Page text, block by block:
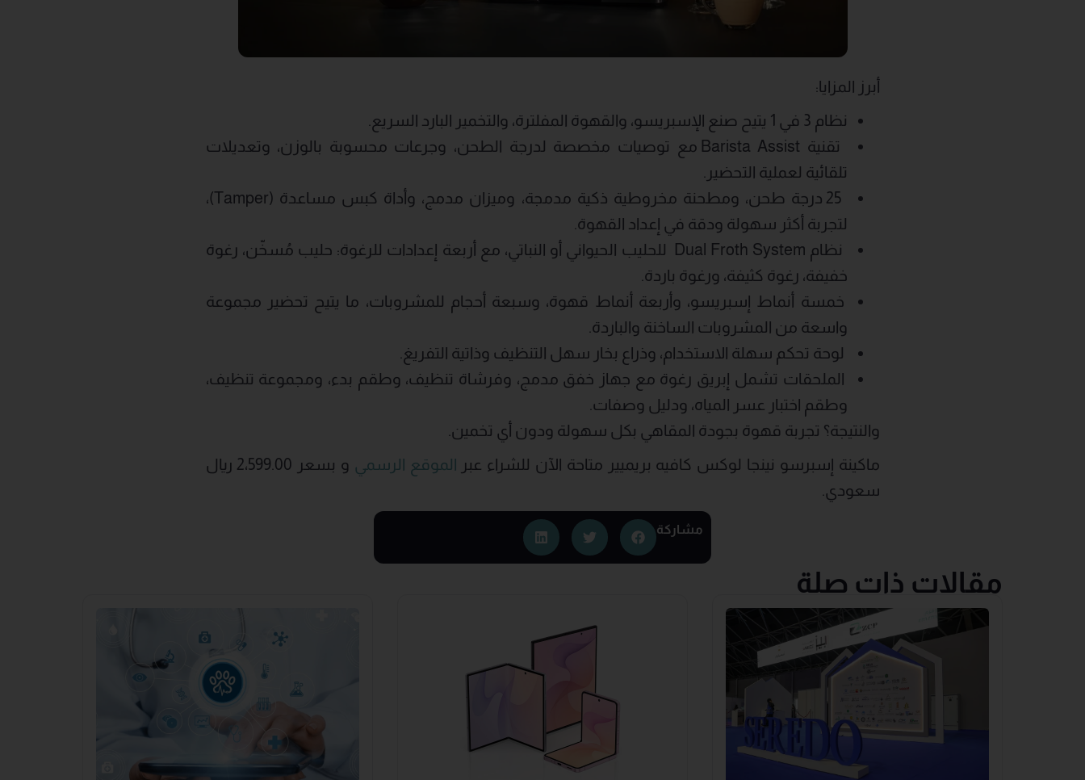
أبرز المزايا:
نظام 3 في 1 يتيح صنع الإسبريسو، والقهوة المفلترة، والتخمير البارد السريع.
تقنية Barista Assist مع توصيات مخصصة لدرجة الطحن، وجرعات محسوبة بالوزن، وتعديلات
تلقائية لعملية التحضير.
25 درجة طحن، ومطحنة مخروطية ذكية مدمجة، وميزان مدمج، وأداة كبس مساعدة (Tamper)،
لتجربة أكثر سهولة ودقة في إعداد القهوة.
نظام Dual Froth System للحليب الحيواني أو النباتي، مع أربعة إعدادات للرغوة: حليب مُسخّن، رغوة
خفيفة، رغوة كثيفة، ورغوة باردة.
خمسة أنماط إسبريسو، وأربعة أنماط قهوة، وسبعة أحجام للمشروبات، ما يتيح تحضير مجموعة
واسعة من المشروبات الساخنة والباردة.
لوحة تحكم سهلة الاستخدام، وذراع بخار سهل التنظيف وذاتية التفريغ.
الملحقات تشمل إبريق رغوة مع جهاز خفق مدمج، وفرشاة تنظيف، وطقم بدء، ومجموعة تنظيف،
وطقم اختبار عسر المياه، ودليل وصفات.
والنتيجة؟ تجربة قهوة بجودة المقاهي بكل سهولة ودون أي تخمين.
ماكينة إسبرسو نينجا لوكس كافيه بريميير متاحة الآن للشراء عبر الموقع الرسمي
و بسعر 2،599.00 ريال
سعودي.
مشاركة
مقالات ذات صلة